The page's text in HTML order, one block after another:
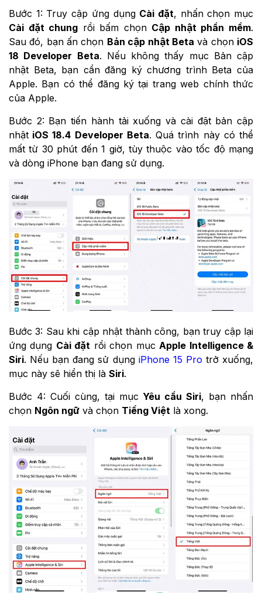
Bước 1: Truy cập ứng dụng Cài đặt, nhấn chọn mục
Cài đặt chung rồi bấm chọn Cập nhật phần mềm.
Sau đó, bạn ấn chọn Bản cập nhật Beta và chọn iOS
18 Developer Beta. Nếu không thấy mục Bản cập
nhật Beta, bạn cần đăng ký chương trình Beta của
Apple. Bạn có thể đăng ký tại trang web chính thức
của Apple.
Bước 2: Bạn tiến hành tải xuống và cài đặt bản cập
nhật iOS 18.4 Developer Beta. Quá trình này có thể
mất từ 30 phút đến 1 giờ, tùy thuộc vào tốc độ mạng
và dòng iPhone bạn đang sử dụng.
Bước 3: Sau khi cập nhật thành công, bạn truy cập lại
ứng dụng Cài đặt rồi chọn mục Apple Intelligence &
Siri. Nếu bạn đang sử dụng iPhone 15 Pro trở xuống,
mục này sẽ hiển thị là Siri.
Bước 4: Cuối cùng, tại mục Yêu cầu Siri, bạn nhấn
chọn Ngôn ngữ và chọn Tiếng Việt là xong.